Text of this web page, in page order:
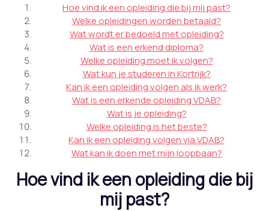
Hoe vind ik een opleiding die bij mij past?
Welke opleidingen worden betaald?
Wat wordt er bedoeld met opleiding?
Wat is een erkend diploma?
Welke opleiding moet ik volgen?
Wat kun je studeren in Kortrijk?
Kan ik een opleiding volgen als ik werk?
Wat is een erkende opleiding VDAB?
Wat is je opleiding?
Welke opleiding is het beste?
Kan ik een opleiding volgen via VDAB?
Wat kan ik doen met mijn loopbaan?
Hoe vind ik een opleiding die bij
mij past?